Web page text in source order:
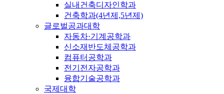
실내건축디자인학과
건축학과(4년제,5년제)
글로벌공과대학
자동차·기계공학과
신소재반도체공학과
컴퓨터공학과
전기전자공학과
융합기술공학과
국제대학